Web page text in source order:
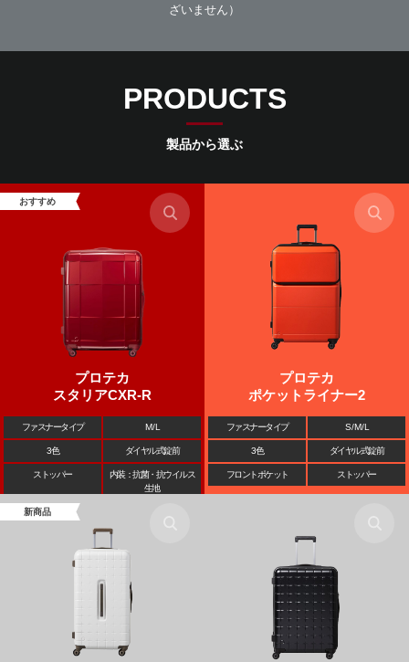
ざいません）
PRODUCTS
製品から選ぶ
おすすめ
プロテカ
スタリアCXR-R
ファスナータイプ M / L
3色 ダイヤル式錠前
ストッパー
内装：抗菌・抗ウイルス
生地
プロテカ
ポケットライナー2
ファスナータイプ S / M / L
3色 ダイヤル式錠前
フロントポケット ストッパー
新商品